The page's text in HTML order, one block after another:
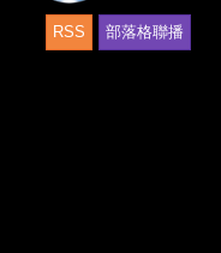
RSS 部落格聯播